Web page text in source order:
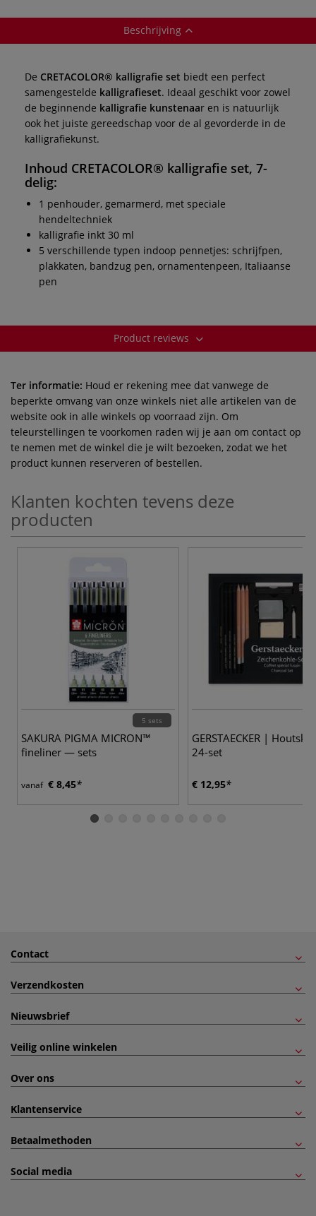
Beschrijving
De CRETACOLOR® kalligrafie set biedt een perfect
samengestelde kalligrafieset. Ideaal geschikt voor zowel
de beginnende kalligrafie kunstenaar en is natuurlijk
ook het juiste gereedschap voor de al gevorderde in de
kalligrafiekunst.
Inhoud CRETACOLOR® kalligrafie set, 7-
delig:
1 penhouder, gemarmerd, met speciale
hendeltechniek
kalligrafie inkt 30 ml
5 verschillende typen indoop pennetjes: schrijfpen,
plakkaten, bandzug pen, ornamentenpeen, Italiaanse
pen
Product reviews
Ter informatie: Houd er rekening mee dat vanwege de
beperkte omvang van onze winkels niet alle artikelen van de
website ook in alle winkels op voorraad zijn. Om
teleurstellingen te voorkomen raden wij je aan om contact op
te nemen met de winkel die je wilt bezoeken, zodat we het
product kunnen reserveren of bestellen.
Klanten kochten tevens deze
producten
5 sets
SAKURA PIGMA MICRON™
fineliner — sets
vanaf € 8,45
GERSTAECKER |
24-set
€ 12,95
Contact
Verzendkosten
Nieuwsbrief
Veilig online winkelen
Over ons
Klantenservice
Betaalmethoden
Social media